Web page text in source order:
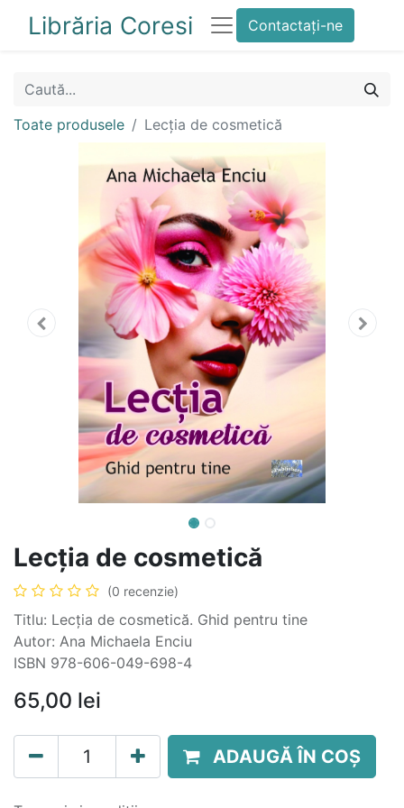
Librăria Coresi Contactați-ne
Toate produsele Lecția de cosmetică
Lecția de cosmetică
(0 recenzie)
Titlu: Lecția de cosmetică. Ghid pentru tine
Autor: Ana Michaela Enciu
ISBN 978-606-049-698-4
65,00 lei
ADAUGĂ ÎN COȘ